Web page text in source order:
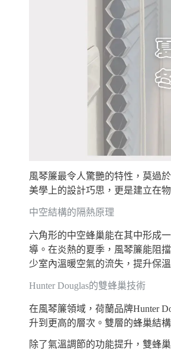
風琴簾最令人驚艷的特性，莫過
美學上的設計巧思，更是建立在
中空結構的隔熱原理
六角形的中空蜂巢能在其中形成
導。在炎熱的夏季，風琴簾能阻
少室內溫暖空氣的流失，提升保溫
Hunter Douglas的雙蜂巢技術
在風琴簾領域，荷蘭品牌Hunter
升到更高的層次。雙層的蜂巢結
除了氣溫調節的功能提升，雙蜂